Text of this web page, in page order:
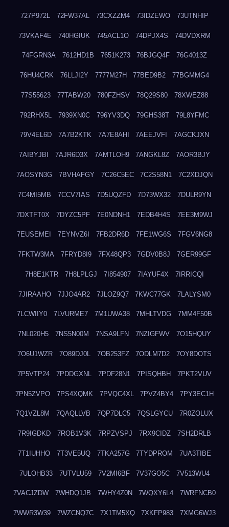
727P972L 72FW37AL 73CXZZM4 73IDZEWO 73UTNHIP
73VKAF4E 740HGIUK 745ACL1O 74DPJX4S 74DVDXRM
74FGRN3A 7612HD1B 7651K273 76BJGQ4F 76G4013Z
76HU4CRK 76LLJI2Y 7777M27H 77BED9B2 77BGMMG4
77S55623 77TABW20 780FZHSV 78Q29S80 78XWEZ88
792RHX5L 7939XN0C 796YV3DQ 79GHS38T 79L8YFMC
79V4EL6D 7A7B2KTK 7A7E8AHI 7AEEJVFI 7AGCKJXN
7AIBYJBI 7AJR6D3X 7AMTLOH9 7ANGKL8Z 7AOR3BJY
7AOSYN3G 7BVHAFGY 7C26C5EC 7C2S58N1 7C2XDJQN
7C4MI5MB 7CCV7IAS 7D5UQZFD 7D73WX32 7DULR9YN
7DXTFT0X 7DYZC5PF 7E0NDNH1 7EDB4H4S 7EE3M9WJ
7EUSEMEI 7EYNVZ6I 7FB2DR6D 7FE1WG6S 7FGV6NG8
7FKTW3MA 7FRYD8I9 7FX48QP3 7GDV0B8J 7GER99GF
7H8E1KTR 7H8LPLGJ 7I854907 7IAYUF4X 7IRRICQI
7JIRAAHO 7JJO4AR2 7JLOZ9Q7 7KWC77GK 7LALYSM0
7LCWIIY0 7LVURME7 7M1UWA38 7MHLTVDG 7MM4F50B
7NL020H5 7NS5N00M 7NSA9LFN 7NZIGFWV 7O15HQUY
7O6U1WZR 7O89DJ0L 7OB253FZ 7ODLM7D2 7OY8DOTS
7P5VTP24 7PDDGXNL 7PDF28N1 7PISQHBH 7PKT2VUV
7PN5ZVPO 7PS4XQMK 7PVQC4XL 7PVZ4BY4 7PY3EC1H
7Q1VZL8M 7QAQLLVB 7QP7DLC5 7QSLGYCU 7R0ZOLUX
7R9IGDKD 7ROB1V3K 7RPZVSPJ 7RX9CIDZ 7SH2DRLB
7T1IUHHO 7T3VE5UQ 7TKA257G 7TYDPROM 7UA3TIBE
7ULOHB33 7UTVLU59 7V2MI6BF 7V37GO5C 7V513WU4
7VACJZDW 7WHDQ1JB 7WHY4Z0N 7WQXY6L4 7WRFNCB0
7WWR3W39 7WZCNQ7C 7X1TM5XQ 7XKFP983 7XMG6WJ3